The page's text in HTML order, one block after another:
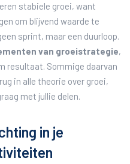
stabiele groei, want
om blijvend waarde te
sprint, maar een duurloop.
van groeistrategie,
resultaat. Sommige daarvan
in alle theorie over groei,
met jullie delen.
in je